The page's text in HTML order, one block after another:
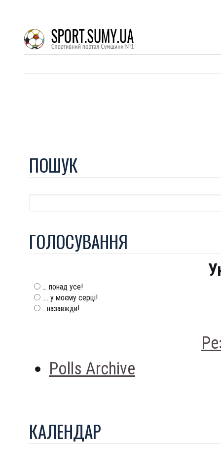
ПОШУК
ГОЛОСУВАННЯ
... понад усе!
.... у моєму серці!
...назавжди!
Polls Archive
КАЛЕНДАР